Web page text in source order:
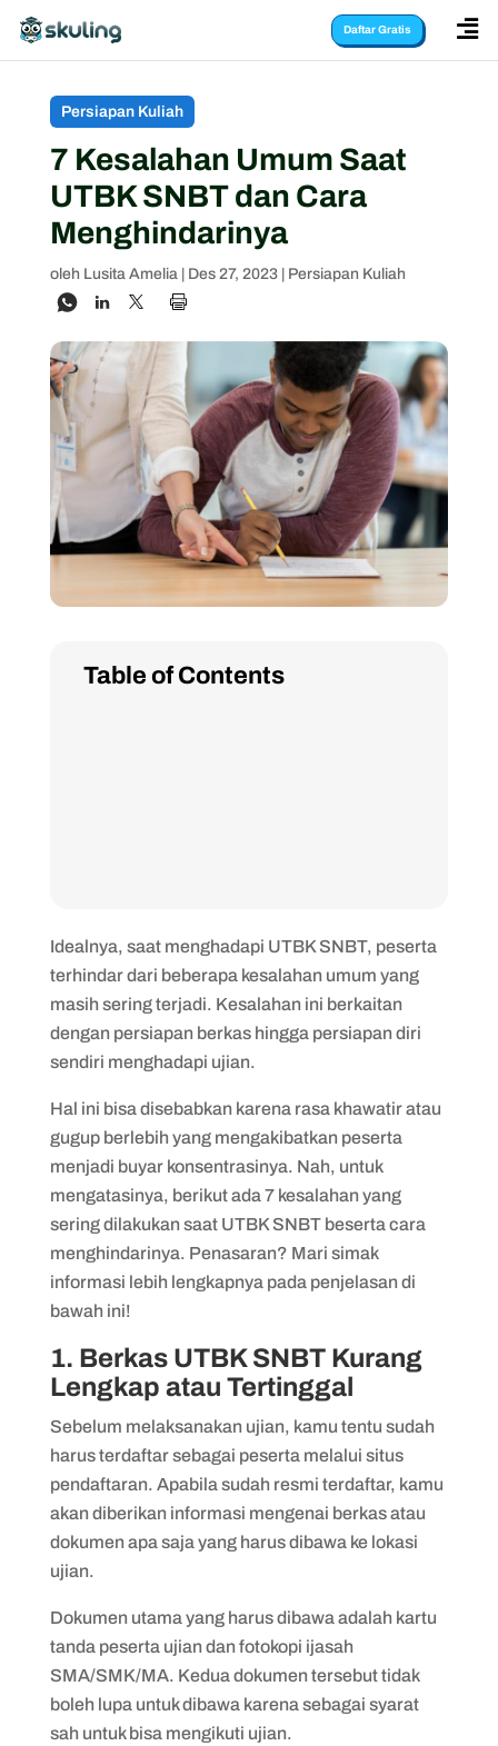
Daftar Gratis 
Persiapan Kuliah
7 Kesalahan Umum Saat
UTBK SNBT dan Cara
Menghindarinya
oleh Lusita Amelia| Des 27, 2023| Persiapan Kuliah
Table of Contents
Idealnya, saat menghadapi UTBK SNBT, peserta
terhindar dari beberapa kesalahan umum yang
masih sering terjadi. Kesalahan ini berkaitan
dengan persiapan berkas hingga persiapan diri
sendiri menghadapi ujian.
Hal ini bisa disebabkan karena rasa khawatir atau
gugup berlebih yang mengakibatkan peserta
menjadi buyar konsentrasinya. Nah, untuk
mengatasinya, berikut ada 7 kesalahan yang
sering dilakukan saat UTBK SNBT beserta cara
menghindarinya. Penasaran? Mari simak
informasi lebih lengkapnya pada penjelasan di
bawah ini!
1. Berkas UTBK SNBT Kurang
Lengkap atau Tertinggal
Sebelum melaksanakan ujian, kamu tentu sudah
harus terdaftar sebagai peserta melalui situs
pendaftaran. Apabila sudah resmi terdaftar, kamu
akan diberikan informasi mengenai berkas atau
dokumen apa saja yang harus dibawa ke lokasi
ujian.
Dokumen utama yang harus dibawa adalah kartu
tanda peserta ujian dan fotokopi ijasah
SMA/SMK/MA. Kedua dokumen tersebut tidak
boleh lupa untuk dibawa karena sebagai syarat
sah untuk bisa mengikuti ujian.